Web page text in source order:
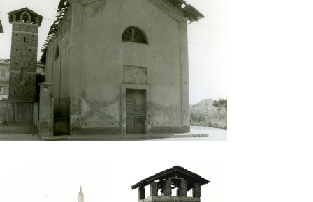
San Gregorio Magno al Lazzaretto